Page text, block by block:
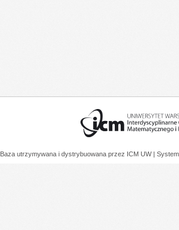
Baza utrzymywana i dystrybuowana przez ICM UW |